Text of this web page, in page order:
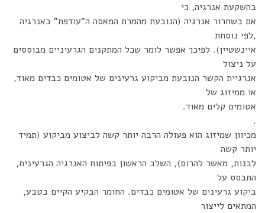
בהשקעת אנרגיה, כי
אם בשחרור אנרגיה (הנובעת מהמרת המאסה ה"עודפת" באנרגיה
,לפי נוסחת
איינשטיין). לפיכך אפשר לומר שכל המתקנים הגרעיניים מבוססים
על ניצול
אנרגיית הקשר הנובעת מביקוע גרעינים של אטומים כבדים מאוד,
או ממיזוג של
אטומים קלים מאוד.
.
מכיוון שמיזוג הוא פעולה הרבה יותר קשה לביצוע מביקוע (תמיד
יותר קשה
לבנות, מאשר להרוס), השלב הראשון בפיתוח האנרגיה הגרעינית,
התבסס על
ביקוע גרעינים של אטומים כבדים. החומר הבקיע הקיים בטבע,
המתאים לייצור